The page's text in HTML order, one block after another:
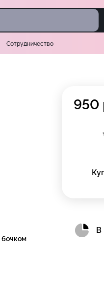
Сотрудничество
950
В